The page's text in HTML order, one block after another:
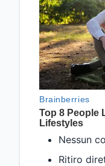
Nessun
Ritiro